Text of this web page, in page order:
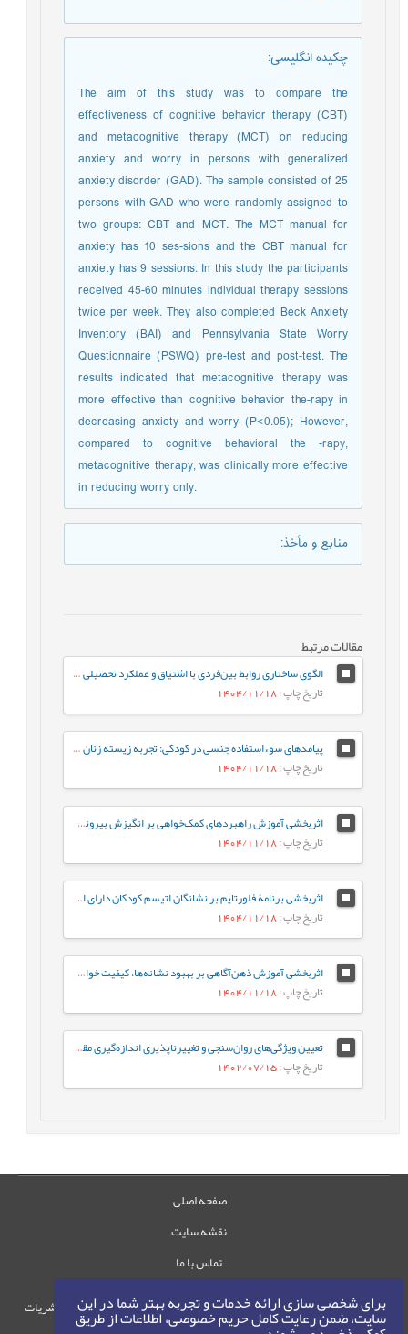
برای شخصی سازی ارائه خدمات و تجربه بهتر شما در این
سایت، ضمن رعایت کامل حریم خصوصی، اطلاعات از طریق
چکیده انگلیسی:
The aim of this study was to compare the
effectiveness of cognitive behavior therapy (CBT)
and metacognitive therapy (MCT) on reducing
anxiety and worry in persons with generalized
anxiety disorder (GAD). The sample consisted of 25
persons with GAD who were randomly assigned to
two groups: CBT and MCT. The MCT manual for
anxiety has 10 ses-sions and the CBT manual for
anxiety has 9 sessions. In this study the participants
received 45-60 minutes individual therapy sessions
twice per week. They also completed Beck Anxiety
Inventory (BAI) and Pennsylvania State Worry
Questionnaire (PSWQ) pre-test and post-test. The
results indicated that metacognitive therapy was
more effective than cognitive behavior the-rapy in
decreasing anxiety and worry (P<0.05); However,
compared to cognitive behavioral the -rapy,
metacognitive therapy, was clinically more effective
in reducing worry only.
منابع و مأخذ:
مقالات مرتبط
الگوی ساختاری روابط بین‌فردی با اشتیاق و عملکرد تحصیلی دانش‌آموزان دورۀ متوسطه با نقش میانجی عواطف مثبت
تاریخ چاپ: 1404/11/18
پیامدهای سوءاستفاده جنسی در کودکی: تجربه زیسته زنان ایرانی
تاریخ چاپ: 1404/11/18
اثربخشی آموزش راهبردهای کمک‌خواهی بر انگیزش بیرونی، انگیزش درونی، و بی‌انگیزگی تحصیلی دانش‌آموزان
تاریخ چاپ: 1404/11/18
اثربخشی برنامۀ فلورتایم بر نشانگان اتیسم کودکان دارای اختلال‌های طیف اتیسم
تاریخ چاپ: 1404/11/18
اثربخشی آموزش ذهن‌آگاهی بر بهبود نشانه‌ها، کیفیت خواب، و کارکردهای شناختی افراد مبتلا به بی‌خوابی مزمن
تاریخ چاپ: 1404/11/18
تعیین ویژگی‌های روان‌سنجی و تغییرناپذیری اندازه‌گیری مقیاس شکوفایی زوجی
تاریخ چاپ: 1402/07/15
صفحه اصلی
نقشه سایت
تماس با ما
حقوق این وب‌سایت متعلق به سامانه مدیریت نشریات
رایمگ است.